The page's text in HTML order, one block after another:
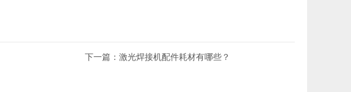
下一篇： 激光焊接机配件耗材有哪些？